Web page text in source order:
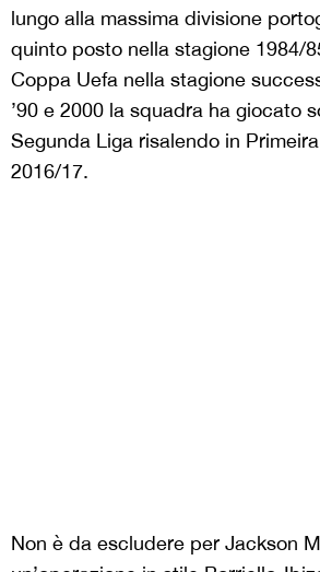
lungo alla massima divisione
quinto posto nella stagione 1984/
Coppa Uefa nella stagione
’90 e 2000 la squadra ha giocato
Segunda Liga risalendo in
2016/17.
Non è da escludere per Jackson